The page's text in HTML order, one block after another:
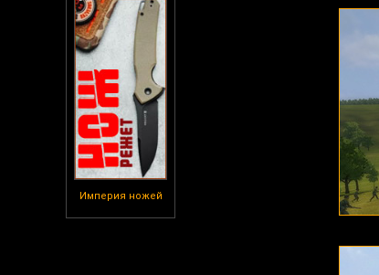
Империя ножей